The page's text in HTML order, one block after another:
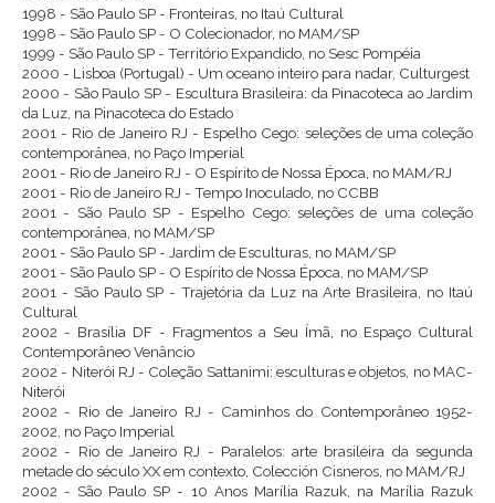
1998 - São Paulo SP - Fronteiras, no Itaú Cultural
1998 - São Paulo SP - O Colecionador, no MAM/SP
1999 - São Paulo SP - Território Expandido, no Sesc Pompéia
2000 - Lisboa (Portugal) - Um oceano inteiro para nadar, Culturgest
2000 - São Paulo SP - Escultura Brasileira: da Pinacoteca ao Jardim
da Luz, na Pinacoteca do Estado
2001 - Rio de Janeiro RJ - Espelho Cego: seleções de uma coleção
contemporânea, no Paço Imperial
2001 - Rio de Janeiro RJ - O Espírito de Nossa Época, no MAM/RJ
2001 - Rio de Janeiro RJ - Tempo Inoculado, no CCBB
2001 - São Paulo SP - Espelho Cego: seleções de uma coleção
contemporânea, no MAM/SP
2001 - São Paulo SP - Jardim de Esculturas, no MAM/SP
2001 - São Paulo SP - O Espírito de Nossa Época, no MAM/SP
2001 - São Paulo SP - Trajetória da Luz na Arte Brasileira, no Itaú
Cultural
2002 - Brasília DF - Fragmentos a Seu Ímã, no Espaço Cultural
Contemporâneo Venâncio
2002 - Niterói RJ - Coleção Sattanimi: esculturas e objetos, no MAC-
Niterói
2002 - Rio de Janeiro RJ - Caminhos do Contemporâneo 1952-
2002, no Paço Imperial
2002 - Rio de Janeiro RJ - Paralelos: arte brasileira da segunda
metade do século XX em contexto, Colección Cisneros, no MAM/RJ
2002 - São Paulo SP - 10 Anos Marília Razuk, na Marília Razuk